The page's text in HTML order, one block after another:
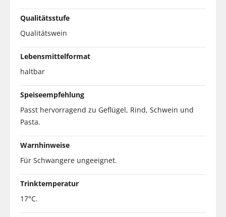
Qualitätsstufe
Qualitätswein
Lebensmittelformat
haltbar
Speiseempfehlung
Passt hervorragend zu Geflügel, Rind, Schwein und
Pasta.
Warnhinweise
Für Schwangere ungeeignet.
Trinktemperatur
17°C.